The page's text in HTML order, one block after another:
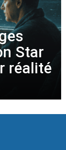
Star
réalité